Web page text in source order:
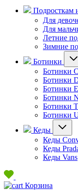
Подросткам
Для
Для
Летние
Зимние
Ботинки
Ботинки
Ботинки
Ботинки
Ботинки
Ботинки
Ботинки
Кеды
Кеды
Кеды
Кеды Vans
Корзина